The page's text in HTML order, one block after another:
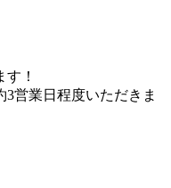
！
営業日程度いただきま